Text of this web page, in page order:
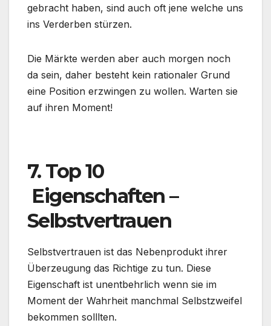
gebracht haben, sind auch oft jene welche uns
ins Verderben stürzen.
Die Märkte werden aber auch morgen noch
da sein, daher besteht kein rationaler Grund
eine Position erzwingen zu wollen. Warten sie
auf ihren Moment!
7. Top 10
Eigenschaften –
Selbstvertrauen
Selbstvertrauen ist das Nebenprodukt ihrer
Überzeugung das Richtige zu tun. Diese
Eigenschaft ist unentbehrlich wenn sie im
Moment der Wahrheit manchmal Selbstzweifel
bekommen solllten.